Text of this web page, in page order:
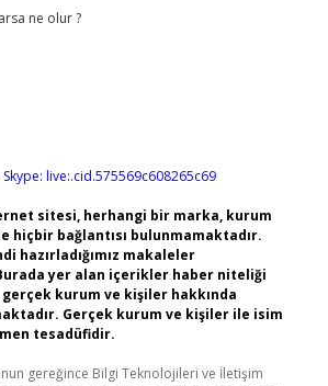
ne olur ?
Skype: live:.cid.575569c608265c69
sitesi, herhangi bir marka, kurum
hiçbir bağlantısı bulunmamaktadır.
hazırladığımız makaleler
yer alan içerikler haber niteliği
kurum ve kişiler hakkında
Gerçek kurum ve kişiler ile isim
tesadüfidir.
gereğince Bilgi Teknolojileri ve İletişim